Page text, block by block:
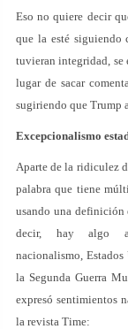
Eso no quiere decir
que la esté siguiendo
tuvieran integridad, se
lugar de sacar
sugiriendo que Trump
Excepcionalismo
Aparte de la ridiculez
palabra que tiene
usando una definición
decir, hay algo
nacionalismo,
la Segunda Guerra
expresó sentimientos
la revista Time: